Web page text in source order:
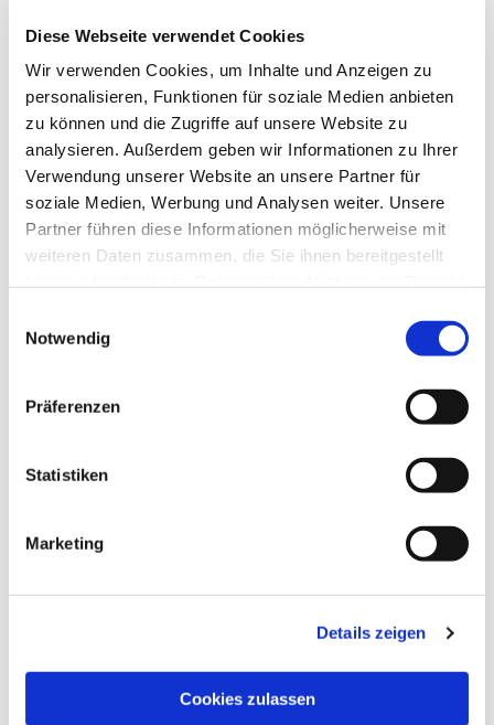
Diese Webseite verwendet Cookies
Wir verwenden Cookies, um Inhalte und Anzeigen zu
personalisieren, Funktionen für soziale Medien anbieten
zu können und die Zugriffe auf unsere Website zu
analysieren. Außerdem geben wir Informationen zu Ihrer
Verwendung unserer Website an unsere Partner für
soziale Medien, Werbung und Analysen weiter. Unsere
Partner führen diese Informationen möglicherweise mit
weiteren Daten zusammen, die Sie ihnen bereitgestellt
Notwendig
Präferenzen
Statistiken
Marketing
Details zeigen
Cookies zulassen
Dies könnte Sie auch interessieren